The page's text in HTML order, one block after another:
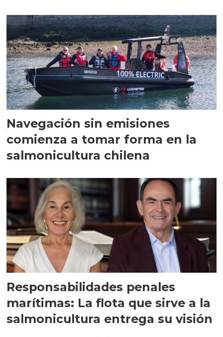
Navegación sin emisiones
comienza a tomar forma en la
salmonicultura chilena
Responsabilidades penales
marítimas: La flota que sirve a la
salmonicultura entrega su visión